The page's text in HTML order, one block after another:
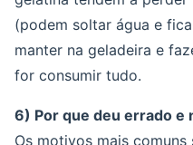
(podem soltar água e
manter na geladeira e
for consumir tudo.
6) Por que deu errado e
Os motivos mais